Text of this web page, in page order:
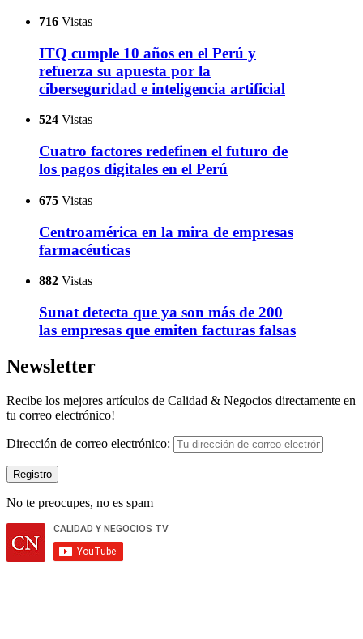
716 Vistas
ITQ cumple 10 años en el Perú y
refuerza su apuesta por la
ciberseguridad e inteligencia artificial
524 Vistas
Cuatro factores redefinen el futuro de
los pagos digitales en el Perú
675 Vistas
Centroamérica en la mira de empresas
farmacéuticas
882 Vistas
Sunat detecta que ya son más de 200
las empresas que emiten facturas falsas
Newsletter
Recibe los mejores artículos de Calidad & Negocios directamente en
tu correo electrónico!
Dirección de correo electrónico:
No te preocupes, no es spam